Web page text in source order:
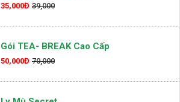
35,000Đ 39,000
Gói TEA- BREAK Cao Cấp
50,000Đ 70,000